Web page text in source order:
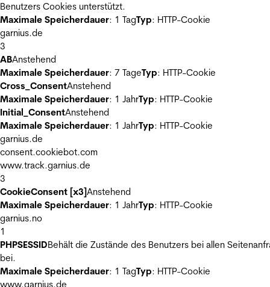
Benutzers Cookies unterstützt.
Maximale Speicherdauer: 1 TagTyp: HTTP-Cookie
garnius.de
3
ABAnstehend
Maximale Speicherdauer: 7 TageTyp: HTTP-Cookie
Cross_ConsentAnstehend
Maximale Speicherdauer: 1 JahrTyp: HTTP-Cookie
Initial_ConsentAnstehend
Maximale Speicherdauer: 1 JahrTyp: HTTP-Cookie
garnius.de
consent.cookiebot.com
www.track.garnius.de
3
CookieConsent [x3]Anstehend
Maximale Speicherdauer: 1 JahrTyp: HTTP-Cookie
garnius.no
1
PHPSESSIDBehält die Zustände des Benutzers bei allen
bei.
Maximale Speicherdauer: 1 TagTyp: HTTP-Cookie
www.garnius.de